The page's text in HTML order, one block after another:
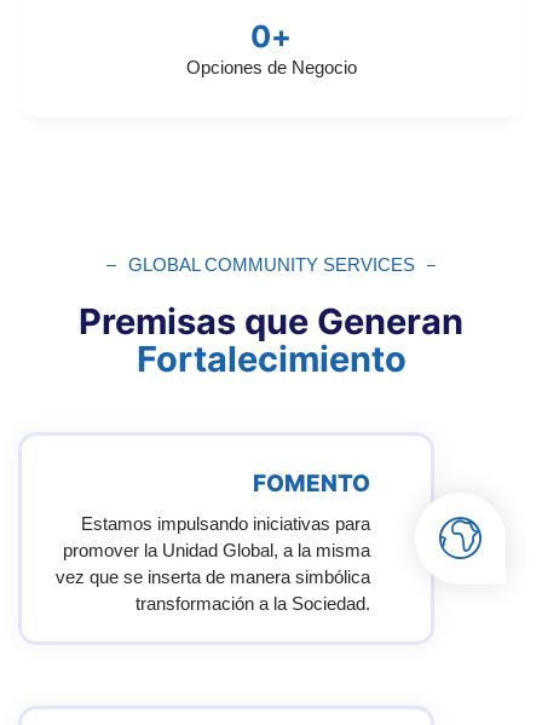
Opciones de Negocio
0+
GLOBAL COMMUNITY SERVICES
Premisas que Generan
Fortalecimiento
FOMENTO
Estamos impulsando iniciativas para
promover la Unidad Global, a la misma
vez que se inserta de manera simbólica
transformación a la Sociedad.